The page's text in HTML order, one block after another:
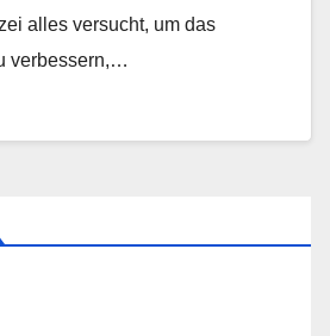
alles versucht, um das
verbessern,…